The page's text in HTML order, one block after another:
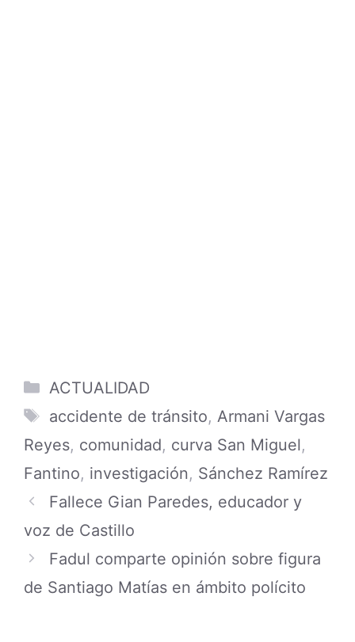
Categories
ACTUALIDAD
Tags
accidente de tránsito, Armani Vargas
Reyes, comunidad, curva San Miguel,
Fantino, investigación, Sánchez Ramírez
Fallece Gian Paredes, educador y
voz de Castillo
Fadul comparte opinión sobre figura
de Santiago Matías en ámbito polícito